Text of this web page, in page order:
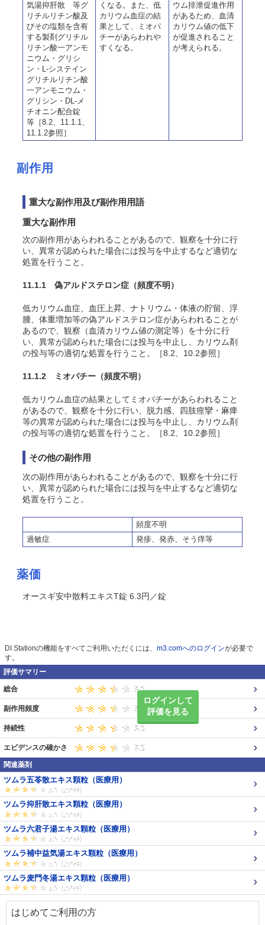
気湯抑肝散 等グ
リチルリチン酸及
びその塩類を含有
する製剤グリチル
リチン酸一アンモ
ニウム・グリシ
ン・L-システイン
グリチルリチン酸
一アンモニウム・
グリシン・DL-メ
チオニン配合錠
等［8.2、11.1.1、
11.1.2参照］
くなる。また、低
カリウム血症の結
果として、ミオパ
チーがあらわれや
すくなる。
ウム排泄促進作用
があるため、血清
カリウム値の低下
が促進されること
が考えられる。
副作用
重大な副作用及び副作用用語
重大な副作用
次の副作用があらわれることがあるので、観察を十分に行
い、異常が認められた場合には投与を中止するなど適切な
処置を行うこと。
11.1.1 偽アルドステロン症 （頻度不明）
低カリウム血症、血圧上昇、ナトリウム・体液の貯留、浮
腫、体重増加等の偽アルドステロン症があらわれることが
あるので、観察（血清カリウム値の測定等）を十分に行
い、異常が認められた場合には投与を中止し、カリウム剤
の投与等の適切な処置を行うこと。［8.2、10.2参照］
11.1.2 ミオパチー （頻度不明）
低カリウム血症の結果としてミオパチーがあらわれること
があるので、観察を十分に行い、脱力感、四肢痙攣・麻痺
等の異常が認められた場合には投与を中止し、カリウム剤
の投与等の適切な処置を行うこと。［8.2、10.2参照］
その他の副作用
次の副作用があらわれることがあるので、観察を十分に行
い、異常が認められた場合には投与を中止するなど適切な
処置を行うこと。
頻度不明
過敏症
発疹、発赤、 そう 痒等
薬価
オースギ安中散料エキスT錠 6.3円／錠
DI Stationの機能をすべてご利用いただくには、 m3.comへのログインが必要で
す。
評価サマリー
ログインして
評価を見る
総合
副作用頻度
持続性
エビデンスの確かさ
関連薬剤
ツムラ五苓散エキス顆粒（医療用）
ツムラ抑肝散エキス顆粒（医療用）
ツムラ六君子湯エキス顆粒（医療用）
ツムラ補中益気湯エキス顆粒（医療用）
ツムラ麦門冬湯エキス顆粒（医療用）
はじめてご利用の方